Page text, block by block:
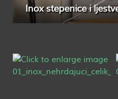
Inox stepenice i